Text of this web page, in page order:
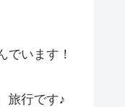
でいます！
旅行です♪